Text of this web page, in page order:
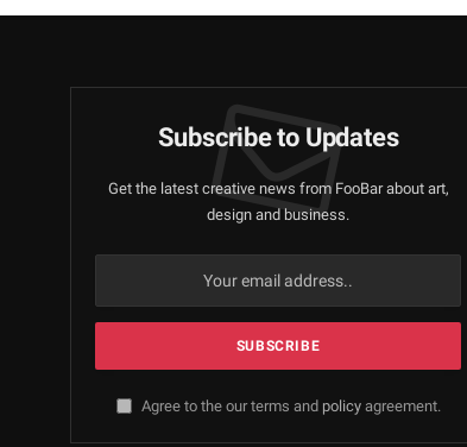
Subscribe to Updates
Get the latest creative news from FooBar about art,
design and business.
Agree to the our terms and policyagreement.